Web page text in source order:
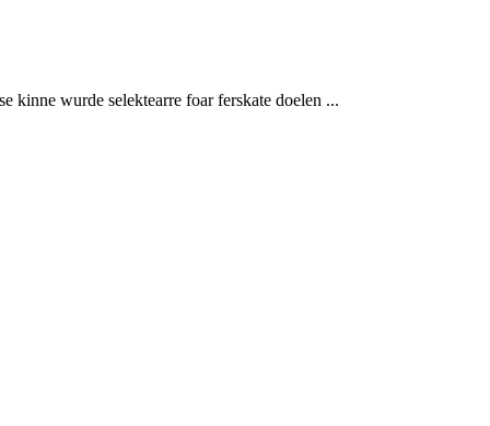
kinne wurde selektearre foar ferskate doelen ...